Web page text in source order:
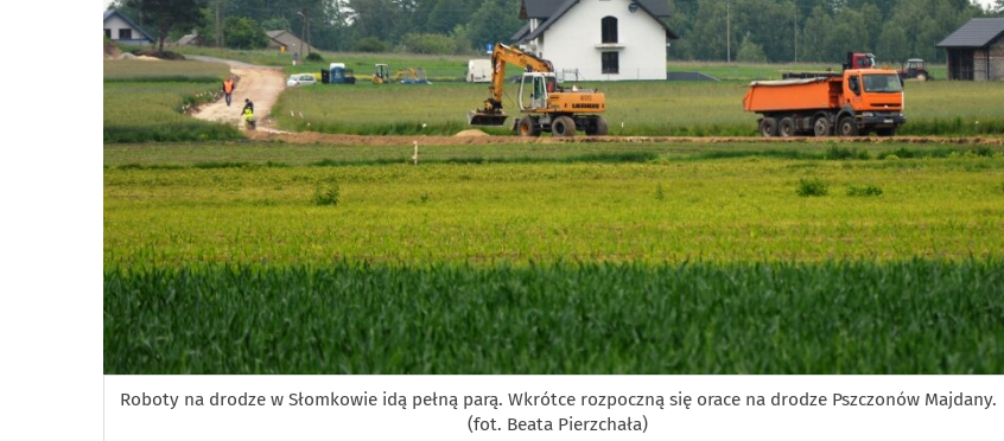
Roboty na drodze w Słomkowie idą pełną parą. Wkrótce rozpoczną się orace na drodze Pszczonów Majdany.
(fot. Beata Pierzchała)